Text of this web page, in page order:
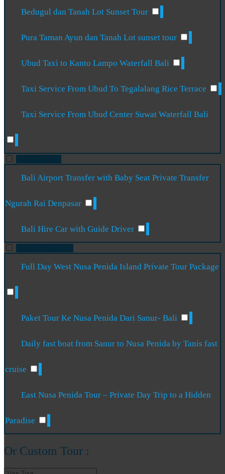
Bedugul dan Tanah Lot Sunset Tour
Pura Taman Ayun dan Tanah Lot sunset tour
Ubud Taxi to Kanto Lampo Waterfall Bali
Taxi Service From Ubud To Tegalalang Rice Terrace
Taxi Service From Ubud Center Suwat Waterfall Bali
Bali Airport Transfer with Baby Seat Private Transfer
Ngurah Rai Denpasar
Bali Hire Car with Guide Driver
Full Day West Nusa Penida Island Private Tour Package
Paket Tour Ke Nusa Penida Dari Sanur- Bali
Daily fast boat from Sanur to Nusa Penida by Tanis fast
cruise
East Nusa Penida Tour – Private Day Trip to a Hidden
Paradise
Or Custom Tour :